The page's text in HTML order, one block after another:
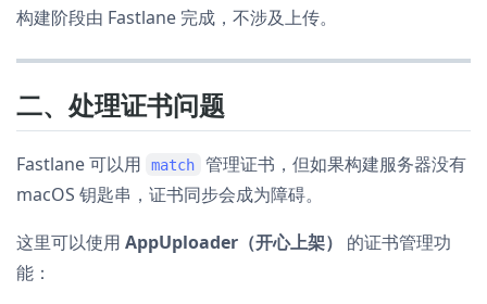
构建阶段由 Fastlane 完成，不涉及上传。
二、处理证书问题
Fastlane 可以用 match
管理证书，但如果构建服务器没有
macOS 钥匙串，证书同步会成为障碍。
这里可以使用 AppUploader（开心上架）
的证书管理功
能：